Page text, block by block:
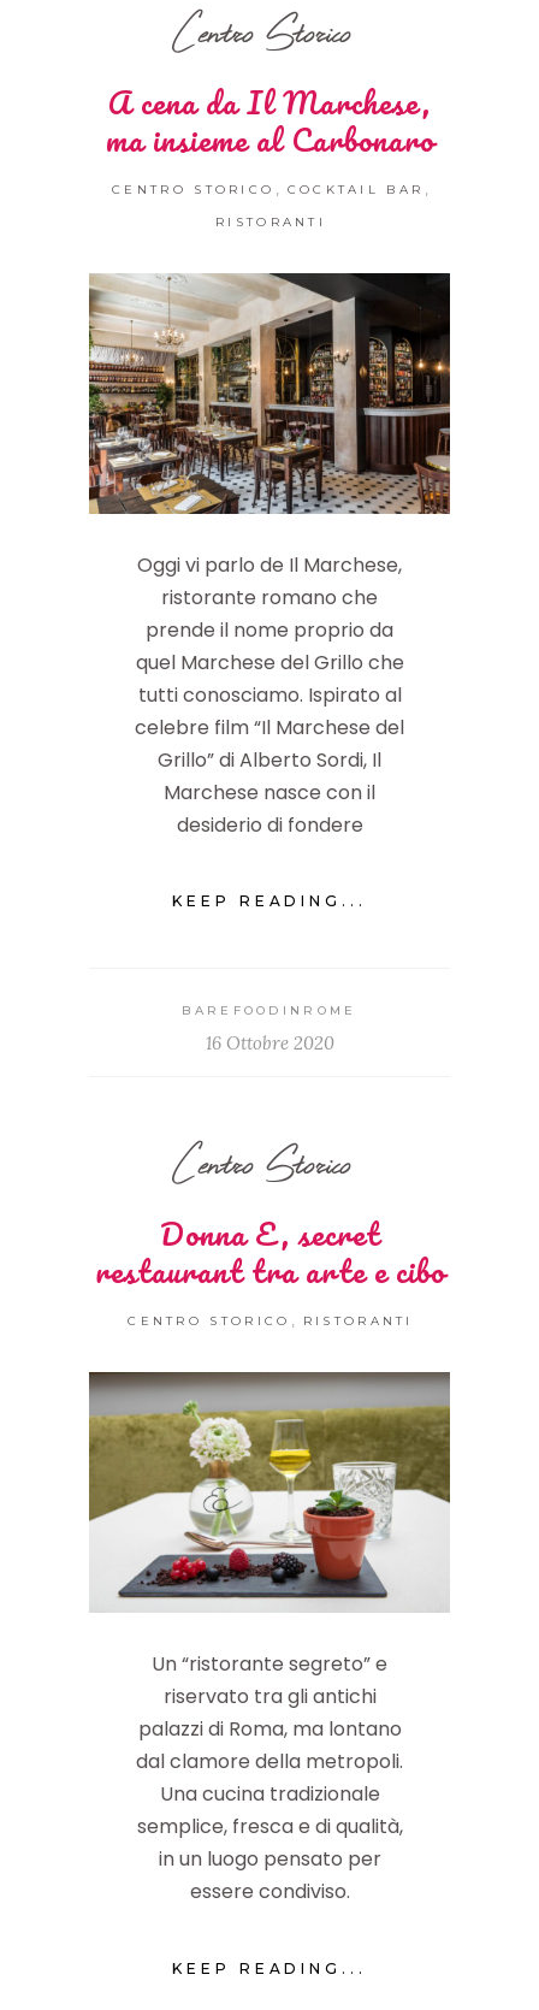
Centro Storico
A cena da Il Marchese,
ma insieme al Carbonaro
CENTRO STORICO COCKTAIL BAR
RISTORANTI
Oggi vi parlo de Il Marchese,
ristorante romano che
prende il nome proprio da
quel Marchese del Grillo che
tutti conosciamo. Ispirato al
celebre film “Il Marchese del
Grillo” di Alberto Sordi, Il
Marchese nasce con il
desiderio di fondere
KEEP READING...
BAREFOODINROME
16 Ottobre 2020
Centro Storico
Donna E, secret
restaurant tra arte e cibo
CENTRO STORICO , RISTORANTI
Un “ristorante segreto” e
riservato tra gli antichi
palazzi di Roma, ma lontano
dal clamore della metropoli.
Una cucina tradizionale
semplice, fresca e di qualità,
in un luogo pensato per
essere condiviso.
KEEP READING...